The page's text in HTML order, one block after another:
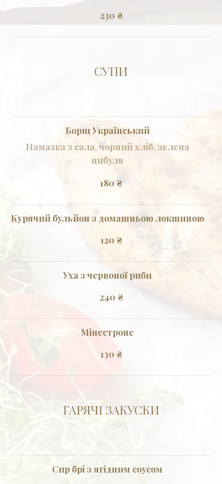
230 ₴
СУПИ
Борщ Український
Намазка з сала, чорний хліб, зелена
цибуля
180 ₴
Курячий бульйон з домашньою локшиною
120 ₴
Уха з червоної риби
240 ₴
Мінестроне
130 ₴
ГАРЯЧІ ЗАКУСКИ
Сир брі з ягідним соусом